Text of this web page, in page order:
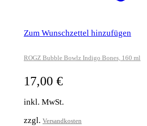
Zum Wunschzettel hinzufügen
ROGZ Bubble Bowlz Indigo Bones, 160 ml
17,00 €
inkl. MwSt.
zzgl. Versandkosten